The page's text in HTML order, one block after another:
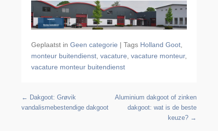
Geplaatst in Geen categorie | Tags Holland Goot,
monteur buitendienst, vacature, vacature monteur,
vacature monteur buitendienst
Berichtennavigatie
← Dakgoot: Grøvik
vandalismebestendige dakgoot
Aluminium dakgoot of zinken
dakgoot: wat is de beste
keuze? →